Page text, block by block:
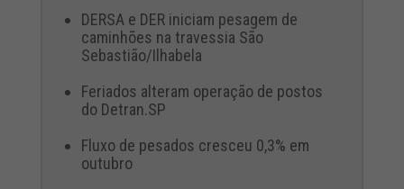
DERSA e DER iniciam pesagem de
caminhões na travessia São
Sebastião/Ilhabela
Feriados alteram operação de postos
do Detran.SP
Fluxo de pesados cresceu 0,3% em
outubro